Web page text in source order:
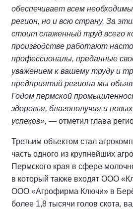
обеспечивает всем
регион, но и всю страну. За
стоит слаженный труд всего
производстве работают
профессионалы, преданные
уважением к вашему труду и
предприятий региона мы
Годом пермской
здоровья, благополучия и
успехов», — отметил глава
Третьим объектом стал
часть одного из крупнейших
Пермского края в сфере
в который также входят ООО
ООО «Агрофирма Ключи» в
более 1,8 тысячи голов скота,